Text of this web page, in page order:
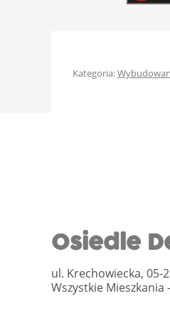
Kategoria:
Osiedle
ul. Krechowiecka, 05-
Wszystkie Mieszkania